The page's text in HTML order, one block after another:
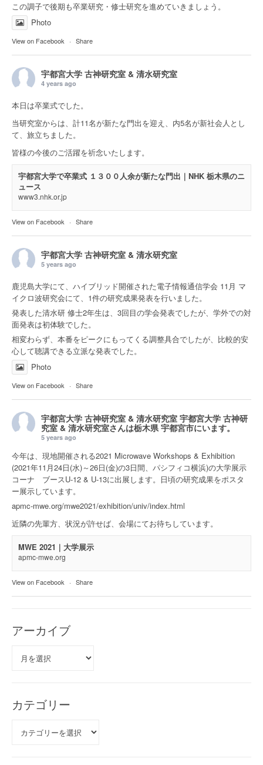
この調子で後期も卒業研究・修士研究を進めていきましょう。
Photo
View on Facebook · Share
宇都宮大学 古神研究室 & 清水研究室
4 years ago
本日は卒業式でした。
当研究室からは、計11名が新たな門出を迎え、内5名が新社会人とし
て、旅立ちました。
皆様の今後のご活躍を祈念いたします。
宇都宮大学で卒業式 １３００人余が新たな門出｜NHK 栃木県のニ
ュース
www3.nhk.or.jp
View on Facebook · Share
宇都宮大学 古神研究室 & 清水研究室
5 years ago
鹿児島大学にて、ハイブリッド開催された電子情報通信学会 11月 マ
イクロ波研究会にて、1件の研究成果発表を行いました。
発表した清水研 修士2年生は、3回目の学会発表でしたが、学外での対
面発表は初体験でした。
相変わらず、本番をピークにもってくる調整具合でしたが、比較的安
心して聴講できる立派な発表でした。
Photo
View on Facebook · Share
宇都宮大学 古神研究室 & 清水研究室 宇都宮大学 古神研
究室 & 清水研究室さんは栃木県 宇都宮市にいます。
5 years ago
今年は、現地開催される2021 Microwave Workshops & Exhibition
(2021年11月24日(水)～26日(金)の3日間、パシフィコ横浜)の大学展示
コーナ ブースU-12 & U-13に出展します。日頃の研究成果をポスタ
ー展示しています。
apmc-mwe.org/mwe2021/exhibition/univ/index.html
近隣の先輩方、状況が許せば、会場にてお待ちしています。
MWE 2021｜大学展示
apmc-mwe.org
View on Facebook · Share
アーカイブ
カテゴリー